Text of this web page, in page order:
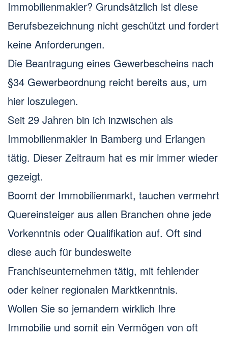
Immobilienmakler? Grundsätzlich ist diese
Berufsbezeichnung nicht geschützt und fordert
keine Anforderungen.
Die Beantragung eines Gewerbescheins nach
§34 Gewerbeordnung reicht bereits aus, um
hier loszulegen.
Seit 29 Jahren bin ich inzwischen als
Immobilienmakler in Bamberg und Erlangen
tätig. Dieser Zeitraum hat es mir immer wieder
gezeigt.
Boomt der Immobilienmarkt, tauchen vermehrt
Quereinsteiger aus allen Branchen ohne jede
Vorkenntnis oder Qualifikation auf. Oft sind
diese auch für bundesweite
Franchiseunternehmen tätig, mit fehlender
oder keiner regionalen Marktkenntnis.
Wollen Sie so jemandem wirklich Ihre
Immobilie und somit ein Vermögen von oft